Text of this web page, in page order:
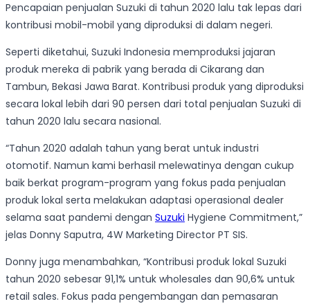
Pencapaian penjualan Suzuki di tahun 2020 lalu tak lepas dari
kontribusi mobil-mobil yang diproduksi di dalam negeri.
Seperti diketahui, Suzuki Indonesia memproduksi jajaran
produk mereka di pabrik yang berada di Cikarang dan
Tambun, Bekasi Jawa Barat. Kontribusi produk yang diproduksi
secara lokal lebih dari 90 persen dari total penjualan Suzuki di
tahun 2020 lalu secara nasional.
“Tahun 2020 adalah tahun yang berat untuk industri
otomotif. Namun kami berhasil melewatinya dengan cukup
baik berkat program-program yang fokus pada penjualan
produk lokal serta melakukan adaptasi operasional dealer
selama saat pandemi dengan Suzuki Hygiene Commitment,”
jelas Donny Saputra, 4W Marketing Director PT SIS.
Donny juga menambahkan, “Kontribusi produk lokal Suzuki
tahun 2020 sebesar 91,1% untuk wholesales dan 90,6% untuk
retail sales. Fokus pada pengembangan dan pemasaran